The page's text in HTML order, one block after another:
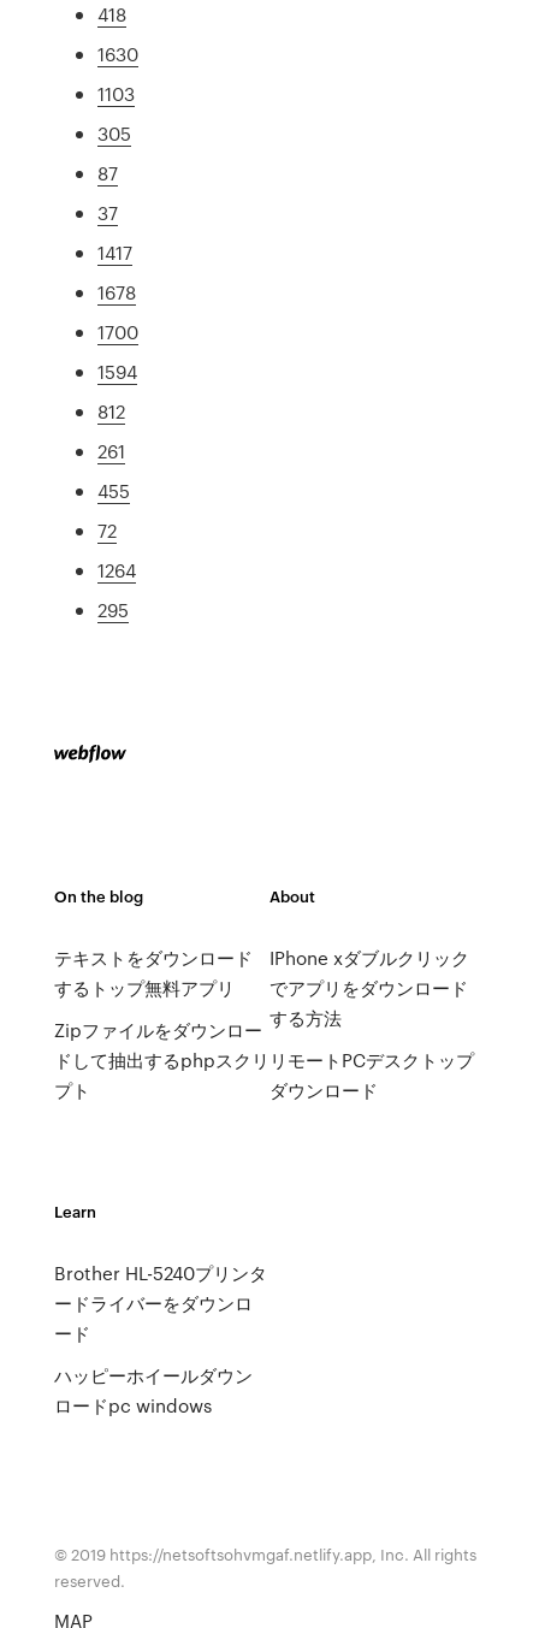
418
1630
1103
305
87
37
1417
1678
1700
1594
812
261
455
72
1264
295
On the blog
テキストをダウンロード
するトップ無料アプリ
Zipファイルをダウンロー
ドして抽出するphpスクリ
プト
About
IPhone xダブルクリック
でアプリをダウンロード
する方法
リモートPCデスクトップ
ダウンロード
Learn
Brother HL-5240プリンタ
ードライバーをダウンロ
ード
ハッピーホイールダウン
ロードpc windows
© 2019 https://netsoftsohvmgaf.netlify.app, Inc. All rights
reserved.
MAP